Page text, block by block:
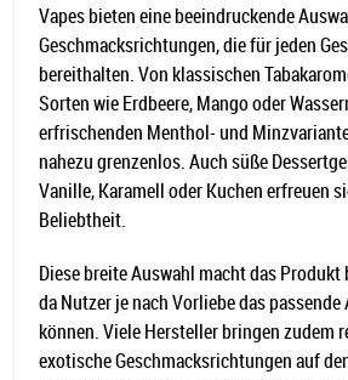
Vapes bieten eine beeindruckende
Geschmacksrichtungen, die für jeden
bereithalten. Von klassischen
Sorten wie Erdbeere, Mango oder
erfrischenden Menthol- und
nahezu grenzenlos. Auch süße
Vanille, Karamell oder Kuchen erfreuen
Beliebtheit.
Diese breite Auswahl macht das
da Nutzer je nach Vorliebe das passende
können. Viele Hersteller bringen zudem
exotische Geschmacksrichtungen auf